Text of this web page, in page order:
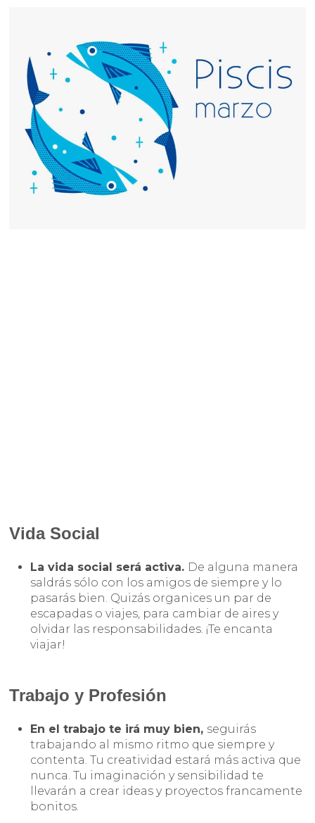
Vida Social
La vida social será activa. De alguna manera
saldrás sólo con los amigos de siempre y lo
pasarás bien. Quizás organices un par de
escapadas o viajes, para cambiar de aires y
olvidar las responsabilidades. ¡Te encanta
viajar!
Trabajo y Profesión
En el trabajo te irá muy bien, seguirás
trabajando al mismo ritmo que siempre y
contenta. Tu creatividad estará más activa que
nunca. Tu imaginación y sensibilidad te
llevarán a crear ideas y proyectos francamente
bonitos.